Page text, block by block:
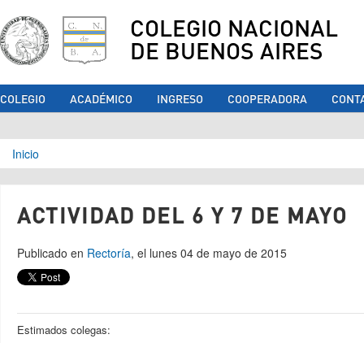
COLEGIO NACIONAL
DE BUENOS AIRES
COLEGIO ACADÉMICO INGRESO COOPERADORA
Se encuentra usted aquí
Inicio
ACTIVIDAD DEL 6 Y 7 DE MAYO
Publicado en Rectoría, el lunes 04 de mayo de 2015
Estimados colegas: